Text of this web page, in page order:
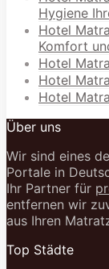
Hygiene
Hotel
Komfort
Hotel
Hotel
Hotel
Über uns
Wir sind eines
Portale in
Ihr Partner für
entfernen wir
aus Ihren
Top Städte